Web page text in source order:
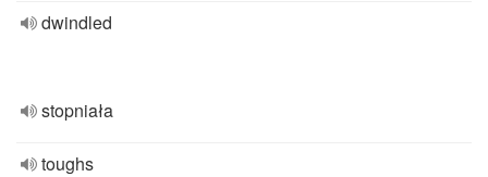
dwindled
stopniała
toughs